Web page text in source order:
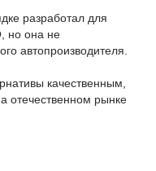
разработал для
но она не
автопроизводителя.
качественным,
отечественном рынке